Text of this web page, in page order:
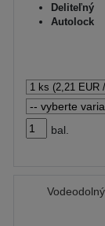
Deliteľný
Autolock
bal.